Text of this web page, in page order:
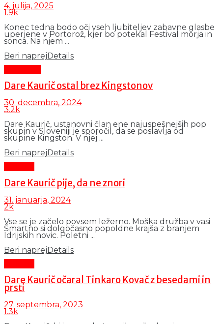
4. julija, 2025
1.9k
Konec tedna bodo oči vseh ljubiteljev zabavne glasbe
uperjene v Portorož, kjer bo potekal Festival morja in
sonca. Na njem ...
Beri naprejDetails
Dare Kaurič ostal brez Kingstonov
30. decembra, 2024
3.2k
Dare Kaurič, ustanovni član ene najuspešnejših pop
skupin v Sloveniji je sporočil, da se poslavlja od
skupine Kingston. V njej ...
Beri naprej Details
Dare Kaurič pije, da ne znori
31. januarja, 2024
2k
Vse se je začelo povsem ležerno. Moška družba v vasi
Šmartno si dolgočasno popoldne krajša z branjem
Idrijskih novic. Poletni ...
Beri naprejDetails
Dare Kaurič očaral Tinkaro Kovač z besedami in
prsti
27. septembra, 2023
1.3k